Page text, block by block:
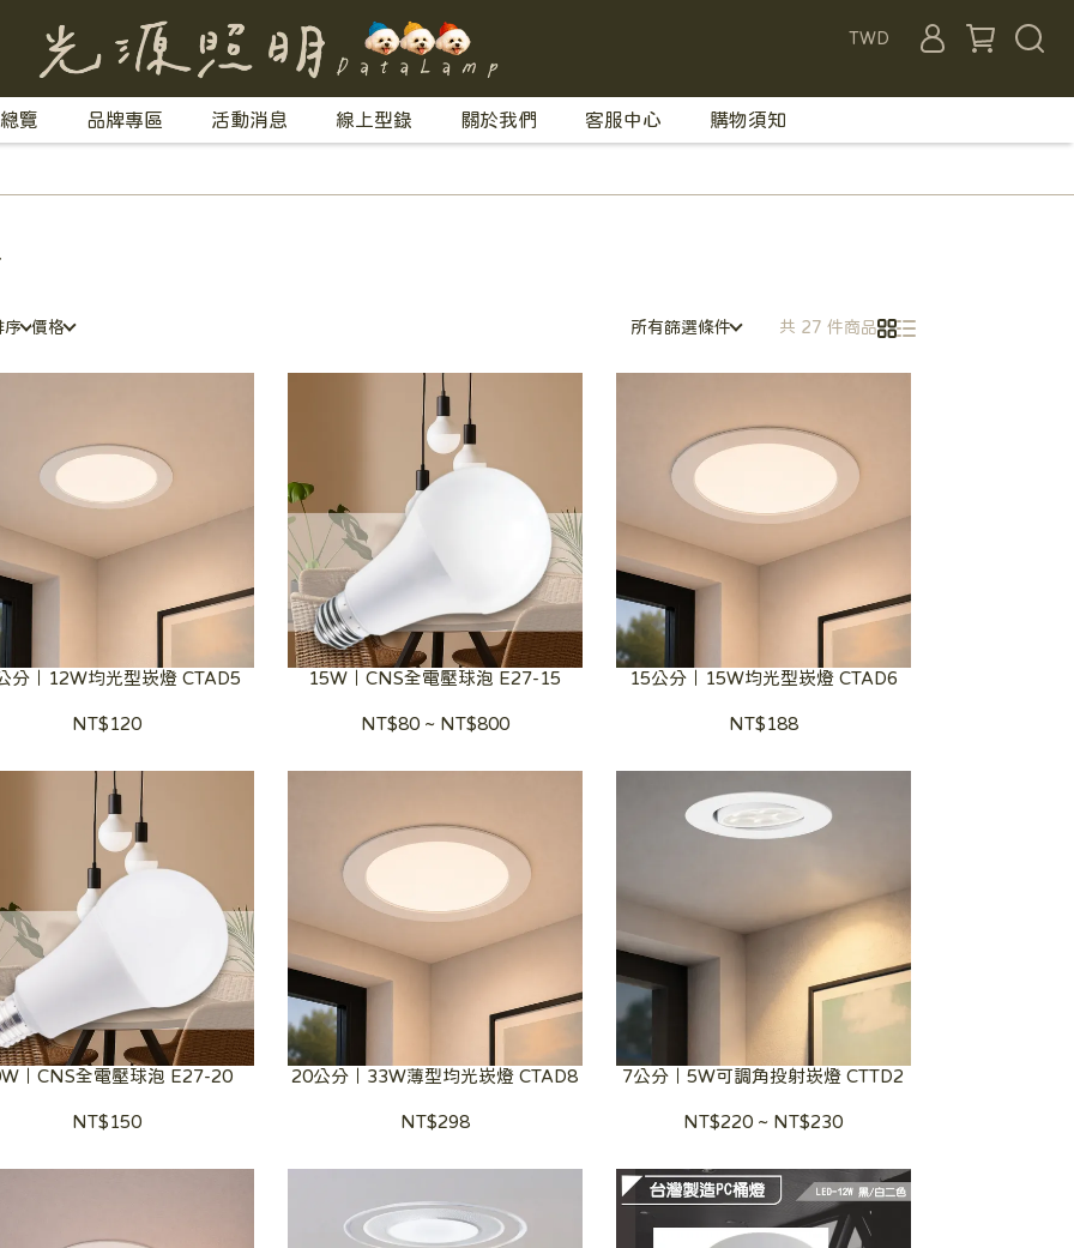
TWD
覽 品牌專區 活動消息 線上型錄 關於我們 客服中心 購物須知
序 價格 所有篩選條件 共 27 件商品
分｜12W均光型崁燈 CTAD5
NT$120
15W｜CNS全電壓球泡 E27-15
NT$80~ NT$800
15公分｜15W均光型崁燈 CTAD6
NT$188
｜CNS全電壓球泡 E27-20
NT$150
20公分｜33W薄型均光崁燈 CTAD8
NT$298
7公分｜5W可調角投射崁燈 CTTD2
NT$220 ~ NT$230